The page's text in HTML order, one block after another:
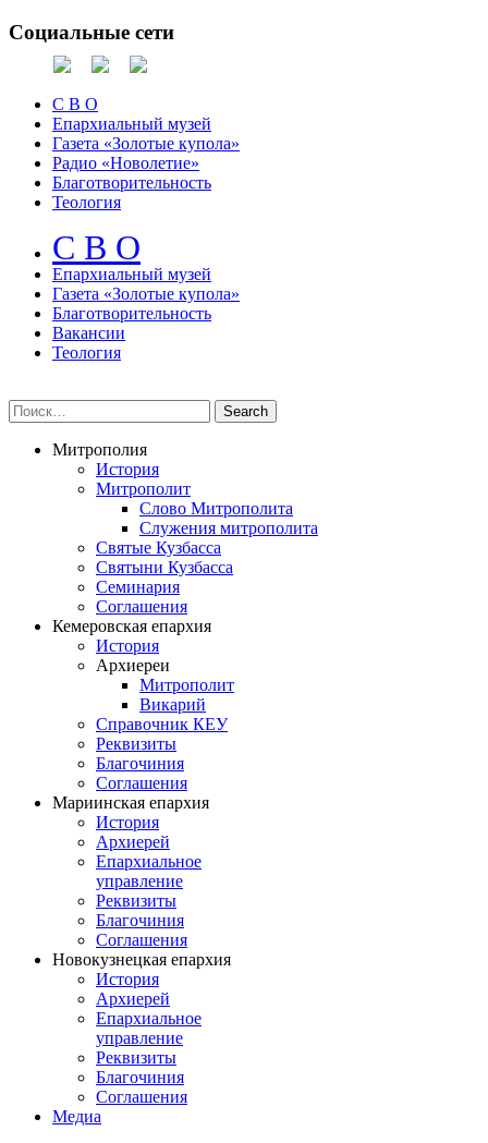
Социальные сети
С В О
Епархиальный музей
Газета «Золотые купола»
Радио «Новолетие»
Благотворительность
Теология
С В О
Епархиальный музeй
Газета «Золотые купола»
Благотворительность
Вакансии
Теология
Митрополия
История
Митрополит
Слово Митрополита
Служения митрополита
Святые Кузбасса
Святыни Кузбасса
Семинария
Соглашения
Кемеровская епархия
История
Архиереи
Митрополит
Викарий
Справочник КЕУ
Реквизиты
Благочиния
Соглашения
Мариинская епархия
История
Архиерей
Епархиальное
управление
Реквизиты
Благочиния
Соглашения
Новокузнецкая епархия
История
Архиерей
Епархиальное
управление
Реквизиты
Благочиния
Соглашения
Медиа